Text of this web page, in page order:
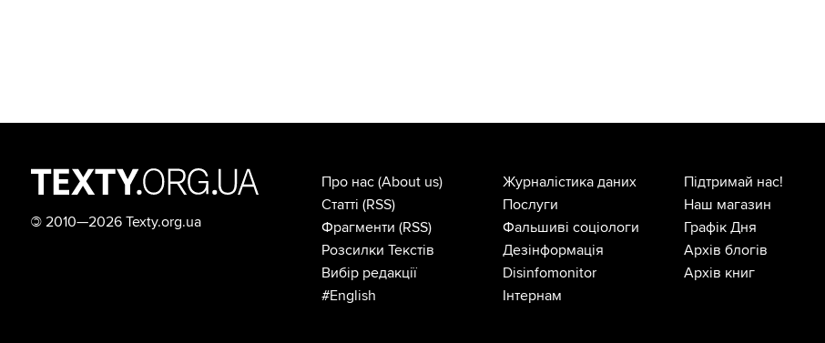
© 2010—2026 Texty.org.ua
Про нас (About us)
Статті (RSS)
Фрагменти (RSS)
Розсилки Текстів
Вибір редакції
#English
Журналістика даних
Послуги
Фальшиві соціологи
Дезінформація
Disinfomonitor
Інтернам
Підтримай нас!
Наш магазин
Графік Дня
Архів блогів
Архів книг